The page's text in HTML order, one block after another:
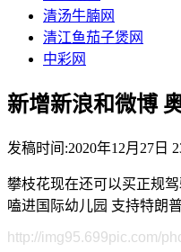
清汤牛腩网
清江鱼茄子煲网
中彩网
新增新浪和微博
发稿时间:2020年12月27日
攀枝花现在还可以买正规
嗑进国际幼儿园 支持特朗
http://img95.699pic.com/